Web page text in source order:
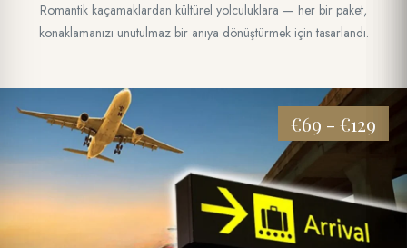
Romantik kaçamaklardan kültürel yolculuklara — her bir paket,
konaklamanızı unutulmaz bir anıya dönüştürmek için tasarlandı.
€69 - €129